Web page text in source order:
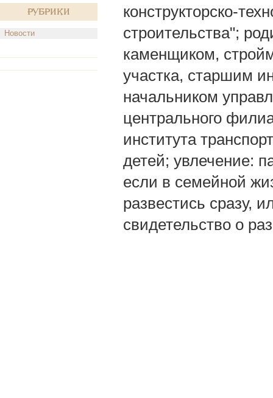
Рубрики
Новости
конструкторско-
строительства";
каменщиком,
участка, старшим
начальником
центрального
института
детей; увлечение:
если в семейной
развестись сразу,
свидетельство о